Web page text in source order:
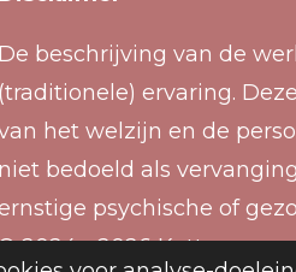
De beschrijving van de
(traditionele) ervaring.
het welzijn en de
niet bedoeld als
psychische of
2024 - 2026 Kattenoog